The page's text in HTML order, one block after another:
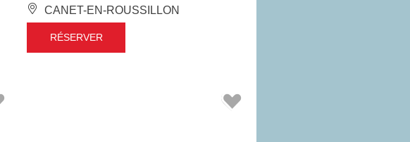
CANET-EN-ROUSSILLON
RÉSERVER